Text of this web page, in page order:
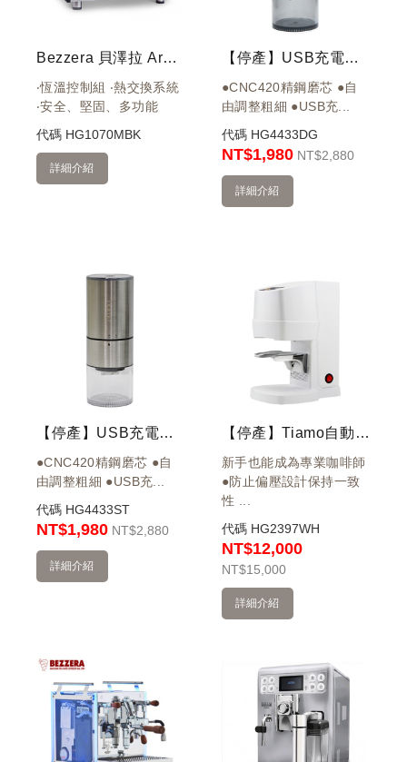
Bezzera 貝澤拉 Arcadia DE PID 2GR 雙孔營業機 (霧黑) 220V
‧恆溫控制組 ‧熱交換系統
‧安全、堅固、多功能
代碼 HG1070MBK
詳細介紹
【停產】USB充電磨豆機 電動磨豆機 (墨綠)
●CNC420精鋼磨芯 ●自
由調整粗細 ●USB充...
代碼 HG4433DG
NT$1,980 NT$2,880
詳細介紹
【停產】USB充電磨豆機 電動磨豆機 (不銹鋼)
●CNC420精鋼磨芯 ●自
由調整粗細 ●USB充...
代碼 HG4433ST
NT$1,980 NT$2,880
詳細介紹
【停產】Tiamo自動填壓器 白 110V
新手也能成為專業咖啡師
●防止偏壓設計保持一致
性 ...
代碼 HG2397WH
NT$12,000
NT$15,000
詳細介紹